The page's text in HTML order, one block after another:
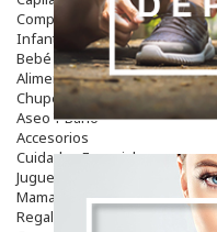
Complementos
Infantil
Bebé
Alimentación Y Complementos
Chupetes Y Mordedores
Aseo Y Baño
Accesorios
Cuidados Especiales
Juguetes
Mama
Regalos